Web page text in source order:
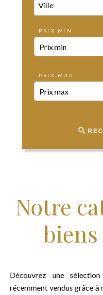
Ville
PRIX MIN
PRIX MAX
Notre
biens
Découvrez une
récemment vendus grâce